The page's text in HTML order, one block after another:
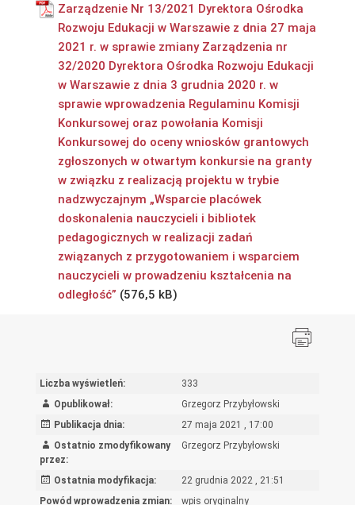
Zarządzenie Nr 13/2021 Dyrektora Ośrodka
Rozwoju Edukacji w Warszawie z dnia 27 maja
2021 r. w sprawie zmiany Zarządzenia nr
32/2020 Dyrektora Ośrodka Rozwoju Edukacji
w Warszawie z dnia 3 grudnia 2020 r. w
sprawie wprowadzenia Regulaminu Komisji
Konkursowej oraz powołania Komisji
Konkursowej do oceny wniosków grantowych
zgłoszonych w otwartym konkursie na granty
w związku z realizacją projektu w trybie
nadzwyczajnym „Wsparcie placówek
doskonalenia nauczycieli i bibliotek
pedagogicznych w realizacji zadań
związanych z przygotowaniem i wsparciem
nauczycieli w prowadzeniu kształcenia na
odległość”
Liczba wyświetleń:
333
Opublikował:
Grzegorz Przybyłowski
Publikacja dnia:
27 maja 2021 , 17:00
Ostatnio zmodyfikowany
przez:
Grzegorz Przybyłowski
Ostatnia modyfikacja:
22 grudnia 2022 , 21:51
Powód wprowadzenia zmian:
wpis oryginalny